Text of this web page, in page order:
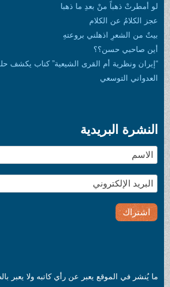
لو أمطرتْ ذهباً منْ بعدِ ما ذهبا
عجز الكلامُ عن الكلام
بيتٌ من الشعرِ اذهلني بروعتهِ
أين صاحبي حسن؟؟
“إيران ونظرية أم القرى الشيعية” كتاب يكشف حلم
العدواني التوسعي
النشرة البريدية
ما يُنشر في الموقع يعبر عن رأي كاتبه ولا يعبر